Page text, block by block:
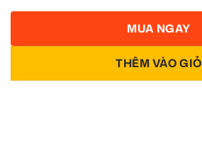
THÊM VÀO GIỎ
MUA NGAY